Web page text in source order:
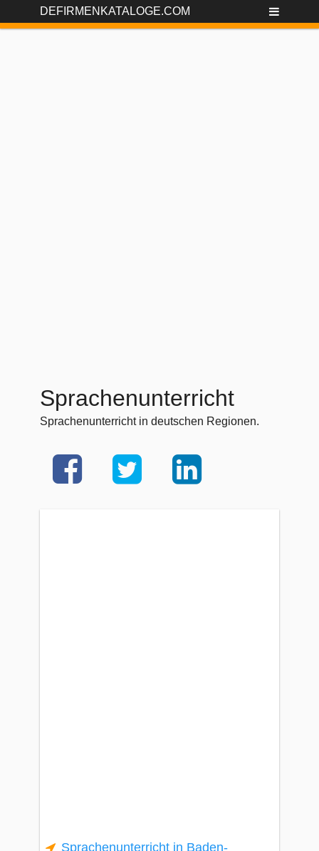
DEFIRMENKATALOGE.COM
Sprachenunterricht
Sprachenunterricht in deutschen Regionen.
Sprachenunterricht in Baden-